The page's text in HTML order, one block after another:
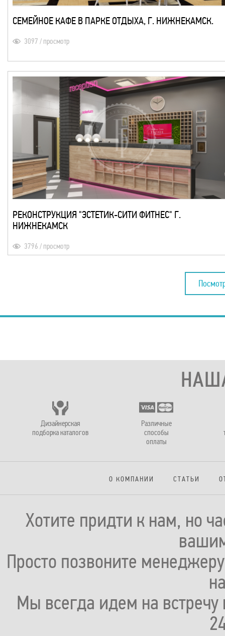
СЕМЕЙНОЕ КАФЕ В ПАРКЕ ОТДЫХА, Г. НИЖНЕКАМСК.
3097 / просмотр
РЕКОНСТРУКЦИЯ "ЭСТЕТИК-СИТИ ФИТНЕС" Г.
НИЖНЕКАМСК
3796 / просмотр
Дизайнерская
подборка каталогов
Различные
способы
оплаты
О КОМПАНИИ СТАТЬИ
Хотите придти к нам, но
Просто позвоните
Мы всегда идем на